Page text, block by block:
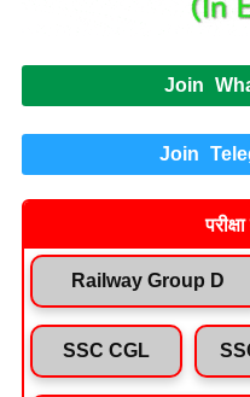
Join
Join
Railway Group D
SSC CGL